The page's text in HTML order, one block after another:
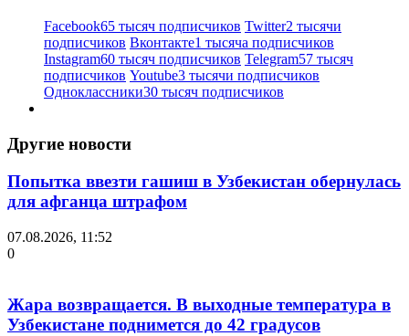
Facebook65 тысяч подписчиков Twitter2 тысячи
подписчиков Вконтакте1 тысяча подписчиков
Instagram60 тысяч подписчиков Telegram57 тысяч
подписчиков Youtube3 тысячи подписчиков
Одноклассники30 тысяч подписчиков
Другие новости
Попытка ввезти гашиш в Узбекистан обернулась
для афганца штрафом
07.08.2026, 11:52
0
Жара возвращается. В выходные температура в
Узбекистане поднимется до 42 градусов